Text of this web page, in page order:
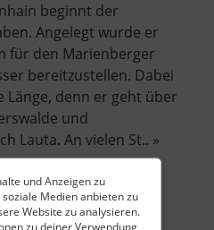
und Anzeigen zu
Medien anbieten zu
Website zu analysieren.
zu deiner Verwendung
beginnt der
Angelegt wurde er
für den Marienberger
bereitzustellen. Dabei
Länge, denn er geht über
und
Lauta. An vielen St.. »